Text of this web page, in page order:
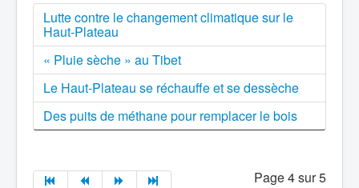
Lutte contre le changement climatique sur le
Haut-Plateau
« Pluie sèche » au Tibet
Le Haut-Plateau se réchauffe et se dessèche
Des puits de méthane pour remplacer le bois
Page 4 sur 5